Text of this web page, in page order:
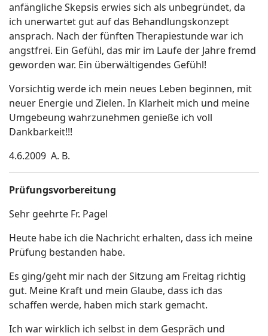
anfängliche Skepsis erwies sich als unbegründet, da
ich unerwartet gut auf das Behandlungskonzept
ansprach. Nach der fünften Therapiestunde war ich
angstfrei. Ein Gefühl, das mir im Laufe der Jahre fremd
geworden war. Ein überwältigendes Gefühl!
Vorsichtig werde ich mein neues Leben beginnen, mit
neuer Energie und Zielen. In Klarheit mich und meine
Umgebeung wahrzunehmen genieße ich voll
Dankbarkeit!!!
4.6.2009 A. B.
Prüfungsvorbereitung
Sehr geehrte Fr. Pagel
Heute habe ich die Nachricht erhalten, dass ich meine
Prüfung bestanden habe.
Es ging/geht mir nach der Sitzung am Freitag richtig
gut. Meine Kraft und mein Glaube, dass ich das
schaffen werde, haben mich stark gemacht.
Ich war wirklich ich selbst in dem Gespräch und